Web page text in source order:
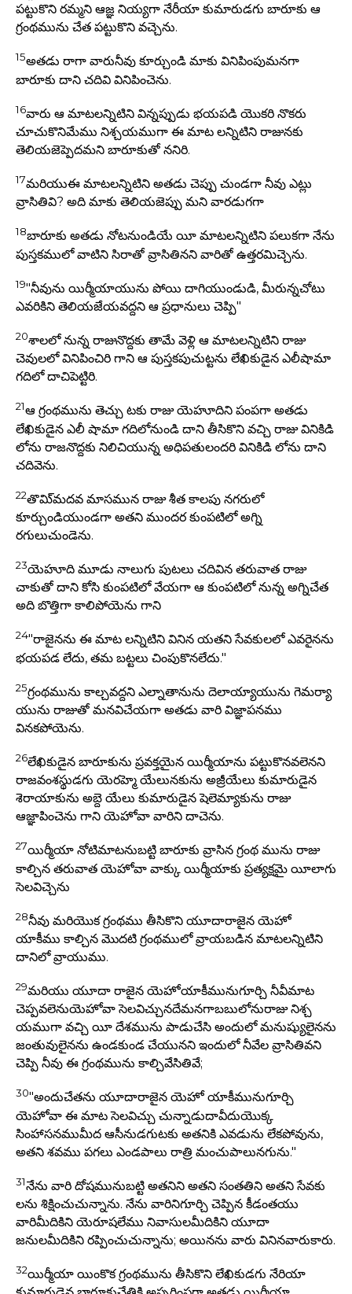
పట్టుకొని రమ్మని ఆజ్ఞ నియ్యగా నేరీయా కుమారుడగు బారూకు ఆ
గ్రంథమును చేత పట్టుకొని వచ్చెను.
15అతడు రాగా వారునీవు కూర్చుండి మాకు వినిపింపుమనగా
బారూకు దాని చదివి వినిపించెను.
16వారు ఆ మాటలన్నిటిని విన్నప్పుడు భయపడి యొకరి నొకరు
చూచుకొనిమేము నిశ్చయముగా ఈ మాట లన్నిటిని రాజునకు
తెలియజెప్పెదమని బారూకుతో ననిరి.
17మరియుఈ మాటలన్నిటిని అతడు చెప్పు చుండగా నీవు ఎట్లు
వ్రాసితివి? అది మాకు తెలియజెప్పు మని వారడుగగా
18బారూకు అతడు నోటనుండియే యీ మాటలన్నిటిని పలుకగా నేను
పుస్తకములో వాటిని సిరాతో వ్రాసితినని వారితో ఉత్తరమిచ్చెను.
19"నీవును యిర్మీయాయును పోయి దాగియుండుడి, మీరున్నచోటు
ఎవరికిని తెలియజేయవద్దని ఆ ప్రధానులు చెప్పి"
20శాలలో నున్న రాజునొద్దకు తామే వెళ్లి ఆ మాటలన్నిటిని రాజు
చెవులలో వినిపించిరి గాని ఆ పుస్తకపుచుట్టను లేఖికుడైన ఎలీషామా
గదిలో దాచిపెట్టిరి.
21ఆ గ్రంథమును తెచ్చు టకు రాజు యెహూదిని పంపగా అతడు
లేఖికుడైన ఎలీ షామా గదిలోనుండి దాని తీసికొని వచ్చి రాజు వినికిడి
లోను రాజనొద్దకు నిలిచియున్న అధిపతులందరి వినికిడి లోను దాని
చదివెను.
22తొమి్మదవ మాసమున రాజు శీత కాలపు నగరులో
కూర్చుండియుండగా అతని ముందర కుంపటిలో అగ్ని
రగులుచుండెను.
23యెహూది మూడు నాలుగు పుటలు చదివిన తరువాత రాజు
చాకుతో దాని కోసి కుంపటిలో వేయగా ఆ కుంపటిలో నున్న అగ్నిచేత
అది బొత్తిగా కాలిపోయెను గాని
24"రాజైనను ఈ మాట లన్నిటిని వినిన యతని సేవకులలో ఎవరైనను
భయపడ లేదు, తమ బట్టలు చింపుకొనలేదు."
25గ్రంథమును కాల్చవద్దని ఎల్నాతానును దెలాయ్యాయును గెమర్యా
యును రాజుతో మనవిచేయగా అతడు వారి విజ్ఞాపనము
వినకపోయెను.
26లేఖికుడైన బారూకును ప్రవక్తయైన యిర్మీయాను పట్టుకొనవలెనని
రాజవంశస్థుడగు యెరహ్మె యేలునకును అజ్రీయేలు కుమారుడైన
శెరాయాకును అబ్దె యేలు కుమారుడైన షెలెమ్యాకును రాజు
ఆజ్ఞాపించెను గాని యెహోవా వారిని దాచెను.
27యిర్మీయా నోటిమాటనుబట్టి బారూకు వ్రాసిన గ్రంథ మును రాజు
కాల్చిన తరువాత యెహోవా వాక్కు యిర్మీయాకు ప్రత్యక్షమై యీలాగు
సెలవిచ్చెను
28నీవు మరియొక గ్రంథము తీసికొని యూదారాజైన యెహో
యాకీము కాల్చిన మొదటి గ్రంథములో వ్రాయబడిన మాటలన్నిటిని
దానిలో వ్రాయుము.
29మరియు యూదా రాజైన యెహోయాకీమునుగూర్చి నీవీమాట
చెప్పవలెనుయెహోవా సెలవిచ్చునదేమనగాబబులోనురాజు నిశ్చ
యముగా వచ్చి యీ దేశమును పాడుచేసి అందులో మనుష్యులైనను
జంతువులైనను ఉండకుండ చేయునని ఇందులో నీవేల వ్రాసితివని
చెప్పి నీవు ఈ గ్రంథమును కాల్చివేసితివే;
30"అందుచేతను యూదారాజైన యెహో యాకీమునుగూర్చి
యెహోవా ఈ మాట సెలవిచ్చు చున్నాడుదావీదుయొక్క
సింహాసనముమీద ఆసీనుడగుటకు అతనికి ఎవడును లేకపోవును,
అతని శవము పగలు ఎండపాలు రాత్రి మంచుపాలునగును."
31నేను వారి దోషమునుబట్టి అతనిని అతని సంతతిని అతని సేవకు
లను శిక్షించుచున్నాను. నేను వారినిగూర్చి చెప్పిన కీడంతయు
వారిమీదికిని యెరూషలేము నివాసులమీదికిని యూదా
జనులమీదికిని రప్పించుచున్నాను; అయినను వారు వినినవారుకారు.
32యిర్మీయా యింకొక గ్రంథమును తీసికొని లేఖికుడగు నేరియా